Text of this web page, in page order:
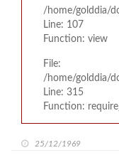
/home/golddia/
Line: 107
Function: view
File:
/home/golddia/
Line: 315
Function:
25/12/1969